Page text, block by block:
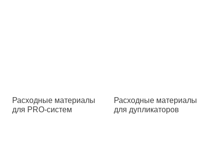
Расходные материалы
для PRO-систем
Расходные материалы
для дупликаторов